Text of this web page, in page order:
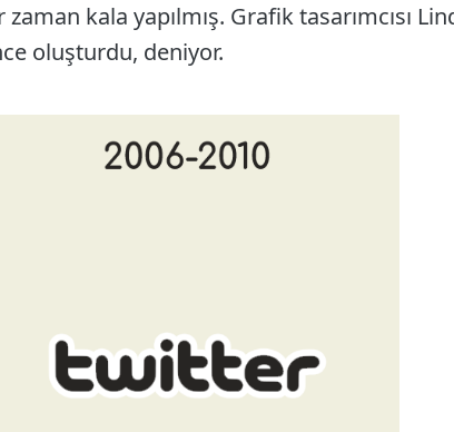
zaman kala yapılmış. Grafik tasarımcısı
oluşturdu, deniyor.